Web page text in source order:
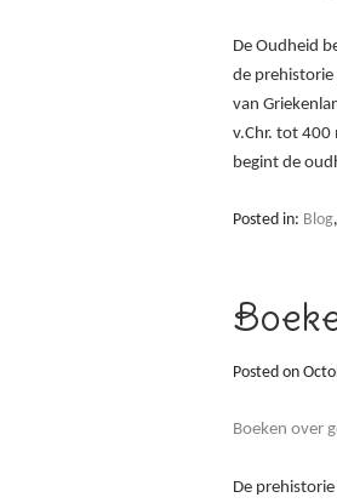
De Oudheid
de prehistorie
van
v.Chr. tot 400
begint de
Posted in: Blog,
Posted on
Boeken over
De